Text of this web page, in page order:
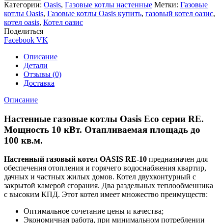
Категории: Oasis, Газовые котлы настенные Метки: Газовые
котлы Oasis, Газовые котлы Oasis купить, газовый котел оазис,
котел oasis, Котел оазис
Поделиться
Facebook VK
Описание
Детали
Отзывы (0)
Доставка
Описание
Настенные газовые котлы Oasis Eco серии RE.
Мощность 10 кВт. Отапливаемая площадь до
100 кв.м.
Настенный газовый котел OASIS RE-10 предназначен для
обеспечения отопления и горячего водоснабжения квартир,
дачных и частных жилых домов. Котел двухконтурный с
закрытой камерой сгорания. Два раздельных теплообменника
с высоким КПД. Этот котел имеет множество преимуществ:
Оптимальное сочетание цены и качества;
Экономичная работа, при минимальном потреблении